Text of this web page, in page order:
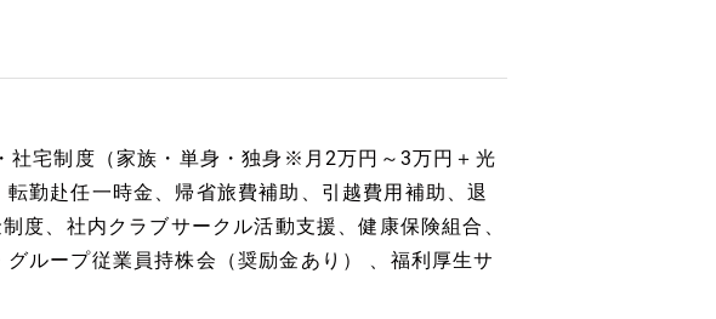
社宅制度（家族・単身・独身※月2万円～3万円＋光
勤赴任一時金、帰省旅費補助、引越費用補助、退
度、社内クラブサークル活動支援、健康保険組合、
ループ従業員持株会（奨励金あり） 、福利厚生サ